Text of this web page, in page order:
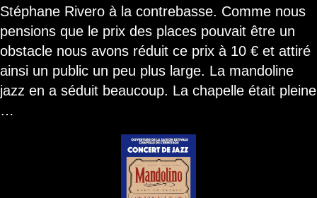
Stéphane Rivero à la contrebasse. Comme nous
pensions que le prix des places pouvait être un
obstacle nous avons réduit ce prix à 10 € et attiré
ainsi un public un peu plus large. La mandoline
jazz en a séduit beaucoup. La chapelle était pleine
…